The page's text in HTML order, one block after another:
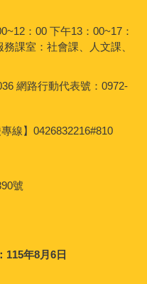
：00 下午13：00~17：
課室：社會課、人文課、
網路行動代表號：0972-
線】0426832216#810
號
115年8月6日